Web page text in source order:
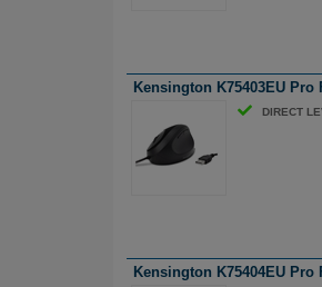
Kensington K75403EU
DIRECT
Kensington K75404EU